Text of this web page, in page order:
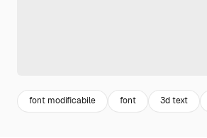
font modificabile font 3d text